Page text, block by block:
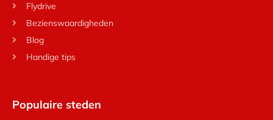
Flydrive
Bezienswaardigheden
Blog
Handige tips
Populaire steden